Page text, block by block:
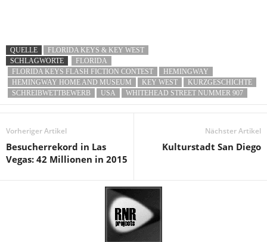
QUELLE
FLORIDA KEYS & KEY WEST
SCHLAGWORTE
FLORIDA
FLORIDA KEYS FLASH FICTION CONTEST
HEMINGWAY
HEMINGWAY HOME AND MUSEUM
KEY WEST
KURZGESCHICHTE
SCHREIBWETTBEWERB
USA WHITEHEAD STREET NUMMER 907
Vorheriger Artikel
Besucherrekord in Las
Vegas: 42 Millionen in 2015
Nächster Artikel
Kulturstadt San Diego